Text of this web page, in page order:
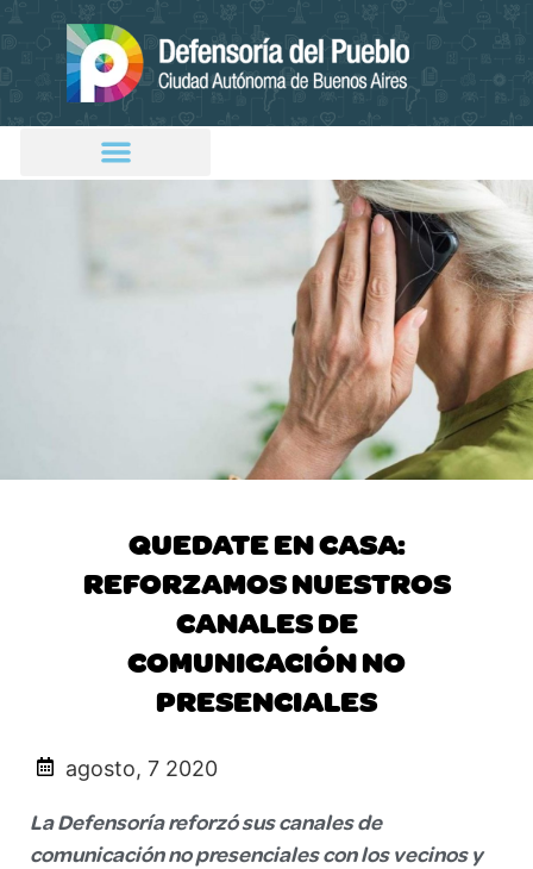
QUEDATE EN CASA:
REFORZAMOS NUESTROS
CANALES DE
COMUNICACIÓN NO
PRESENCIALES
agosto, 7 2020
La Defensoría reforzó sus canales de
comunicación no presenciales con los vecinos y